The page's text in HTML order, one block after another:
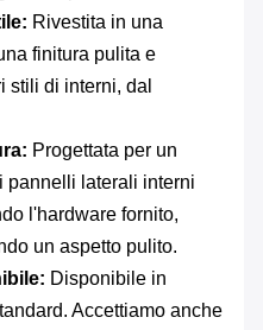
​ Rivestita in una
finitura pulita e
stili di interni, dal
​ Progettata per un
pannelli laterali interni
l'hardware fornito,
un aspetto pulito.
​ Disponibile in
Accettiamo anche